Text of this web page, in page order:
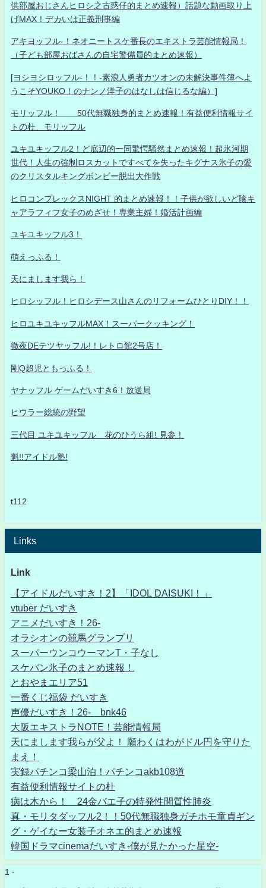
供部屋おじさんヒロシ之古惑仔的まとめ速報）話題な動画取り上
げMAX！デカいは正義刑事編
アキヨッフル-！ネオニートスケ番長のエキストラ芸能情報局！
（子ども部屋おばさんの自宅警備員的まとめ速報）
[ヨシヨシロッフル-！！-素浪人勇者カツオンの未解決事件簿へよ
うこそYOUKO！のナンノ洋子のはなしは信じるな編）]
モリッフル！ 50代無職独身的まとめ速報！有益便利情報サイ
トの杜 モリッフル
ユキユキッフル2！ど底辺的一同驚愕騒然まとめ速報！超氷河期
世代！人生の強制ロスカットですべてを失ったキグナス氷子の愛
のクリスタルキングボンビー脱出大作戦
ヒロコンプレックスNIGHT 的まとめ速報！！子供が欲しいど陰キ
ャアラフィフ女子のめざせ！専業主婦！婚活計画編
ユキユキッフル3！
萌えっふる！
天にまします我ら！
ヒロシッフル！ヒロシデース山さんのリフォームひとりDIY！！
ヒロユキユキッフルMAX！スーパークッキング！
徹夜DEテツヤッフル!！レトロ館2号店！
剛Q超児ともっふる！
ヤナッフル ゲームだいすき6！放送局
ヒウラー総統の野望
三代目 ユキユキッフル 花のひうら組! 見参！
魁!!アイドル塾!
t112
Links
Link
【アイドルだいすき！2】「IDOL DAISUKI！」
vtuber だいすき
アニメだいすき！26-
オラシオンの競馬グランプリ
スーパーウンコウーマンT・子なし
スケバン氷子のまとめ速報！
とおやまエリア51
一番くじ福袋 だいすき
声優だいすき！26- bnk46
大阪エキストラNOTE！芸能情報局
天にまします我らが父よ！ 願わくはわがドル円を守りた
まえ！
実録パチンコ梁山泊！パチンコakb108道
有益便利情報サイトの杜
病は木から！ 24金バエ子の特発性間質性肺炎
真・モリタダッフル2！！50代無職独身ガチホモ童貞ギン
グ・ゲイなー女装子オネエ的まとめ速報
韓国ドラマcinemaだいすき-僕が見たかった星空-
1 -